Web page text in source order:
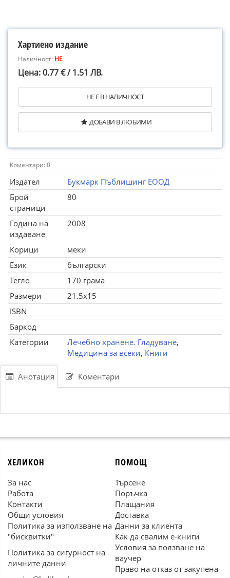
Хартиено издание
Наличност: НЕ
Цена: 0.77 € / 1.51 ЛВ.
НЕ Е В НАЛИЧНОСТ
ДОБАВИ В ЛЮБИМИ
Коментари: 0
Издател
Букмарк Пъблишинг ЕООД
Брой
страници
80
Година на
издаване
2008
Корици
меки
Език
български
Тегло
170 грама
Размери
21.5x15
ISBN
Баркод
Категории
Лечебно хранене. Гладуване,
Медицина за всеки, Книги
Анотация Коментари
ХЕЛИКОН
За нас
Работа
Контакти
Общи условия
Политика за използване на
"бисквитки"
Политика за сигурност на
личните данни
ПОМОЩ
Търсене
Поръчка
Плащания
Доставка
Данни за клиента
Как да свалим е-книги
Условия за ползване на
ваучер
Право на отказ от закупена